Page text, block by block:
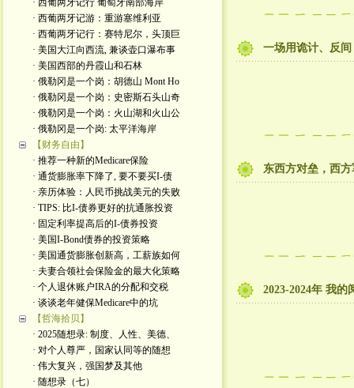
· 西葡两牙记行 葡萄牙南部海岸
· 西葡两牙记游：重游塞维利亚
· 西葡两牙记行：赛特尼尔，头顶巨
· 美国大江向西流, 兼谈壶口瀑布事
· 美国西部的丹霞山和石林
· 俄勒冈是一个岗：胡德山 Mont Ho
· 俄勒冈是一个岗：史密斯石头山奇
· 俄勒冈是一个岗：火山湖和火山公
· 俄勒冈是一个岗: 太平洋海岸
【财务自由】
· 推荐一种新的Medicare保险
· 通货膨胀率下降了, 要不要买I-债
· 亲历体验：人民币挑战美元的失败
· TIPS: 比I-债券更好的抗通胀投资
· 固定利率提高后的I-债券投资
· 美国I-Bond债券的投资策略
· 美国通货膨胀创新高，工薪族如何
· 夫妻合领社会保险金的最大化策略
· 个人退休账户IRA的分配和交税
· 谈谈老年健保Medicare中的坑
【哲海拾贝】
· 2025随想录: 制度、人性、美德、
· 对个人尊严，国家认同等的随想
· 伟大复兴，强国梦及其他
· 随想录（七）
一场用诡计、反
东西方对垒，西
2023-2024年 我的